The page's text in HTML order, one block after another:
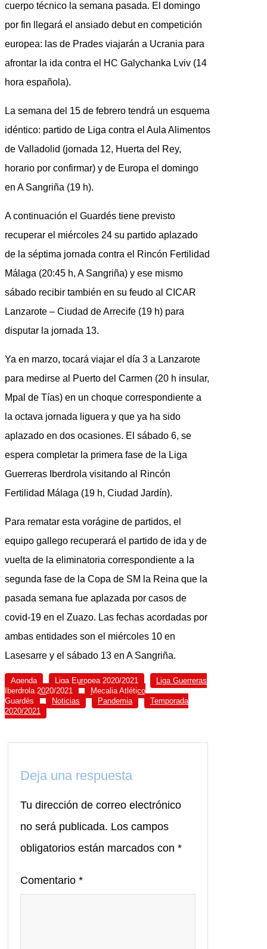
cuerpo técnico la semana pasada. El domingo
por fin llegará el ansiado debut en competición
europea: las de Prades viajarán a Ucrania para
afrontar la ida contra el HC Galychanka Lviv (14
hora española).
La semana del 15 de febrero tendrá un esquema
idéntico: partido de Liga contra el Aula Alimentos
de Valladolid (jornada 12, Huerta del Rey,
horario por confirmar) y de Europa el domingo
en A Sangriña (19 h).
A continuación el Guardés tiene previsto
recuperar el miércoles 24 su partido aplazado
de la séptima jornada contra el Rincón Fertilidad
Málaga (20:45 h, A Sangriña) y ese mismo
sábado recibir también en su feudo al CICAR
Lanzarote – Ciudad de Arrecife (19 h) para
disputar la jornada 13.
Ya en marzo, tocará viajar el día 3 a Lanzarote
para medirse al Puerto del Carmen (20 h insular,
Mpal de Tías) en un choque correspondiente a
la octava jornada liguera y que ya ha sido
aplazado en dos ocasiones. El sábado 6, se
espera completar la primera fase de la Liga
Guerreras Iberdrola visitando al Rincón
Fertilidad Málaga (19 h, Ciudad Jardín).
Para rematar esta vorágine de partidos, el
equipo gallego recuperará el partido de ida y de
vuelta de la eliminatoria correspondiente a la
segunda fase de la Copa de SM la Reina que la
pasada semana fue aplazada por casos de
covid-19 en el Zuazo. Las fechas acordadas por
ambas entidades son el miércoles 10 en
Lasesarre y el sábado 13 en A Sangriña.
Agenda Liga Europea 2020/2021
Liga Guerreras
Iberdrola 2020/2021
Mecalia Atlético
Guardés
Noticias Pandemia
Temporada
2020/2021
Deja una respuesta
Tu dirección de correo electrónico
no será publicada. Los campos
obligatorios están marcados con *
Comentario *